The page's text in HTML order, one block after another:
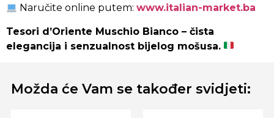
Naručite online putem:www.italian-market.ba
Tesori d’Oriente Muschio Bianco – čista
elegancija i senzualnost bijelog mošusa.
Možda će Vam se također svidjeti: